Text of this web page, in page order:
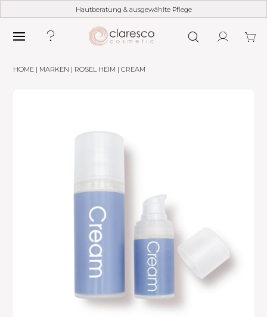
Hautberatung & ausgewählte Pflege
HOME | MARKEN | ROSEL HEIM | CREAM